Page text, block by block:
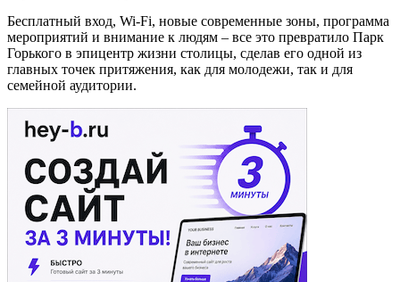
Бесплатный вход, Wi-Fi, новые современные зоны, программа
мероприятий и внимание к людям – все это превратило Парк
Горького в эпицентр жизни столицы, сделав его одной из
главных точек притяжения, как для молодежи, так и для
семейной аудитории.